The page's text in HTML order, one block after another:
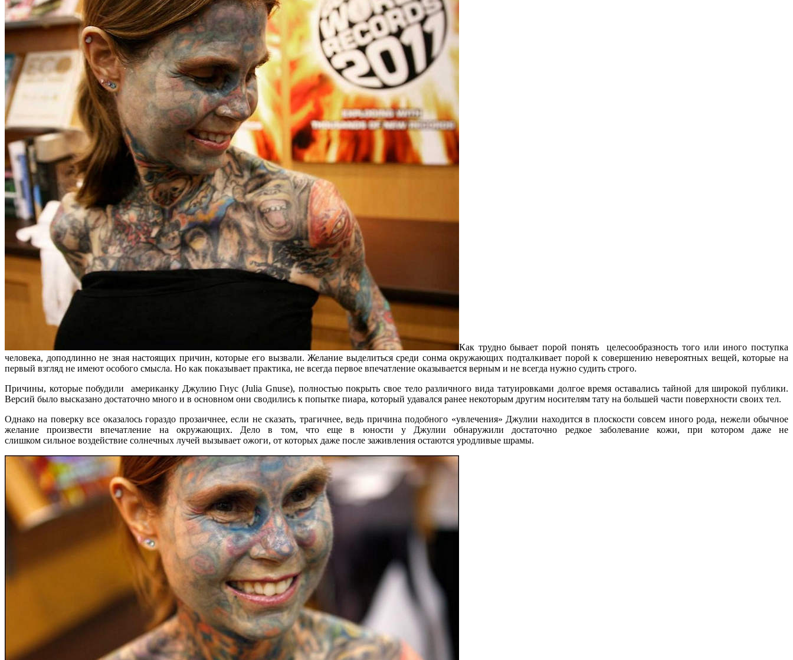
Как трудно бывает порой понять целесообразность того или иного поступка
человека, доподлинно не зная настоящих причин, которые его вызвали. Желание выделиться среди сонма окружающих подталкивает порой к совершению невероятных вещей, которые на
первый взгляд не имеют особого смысла. Но как показывает практика, не всегда первое впечатление оказывается верным и не всегда нужно судить строго.
Причины, которые побудили американку Джулию Гнус (Julia Gnuse), полностью покрыть свое тело различного вида татуировками долгое время оставались тайной для широкой публики.
Версий было высказано достаточно много и в основном они сводились к попытке пиара, который удавался ранее некоторым другим носителям тату на большей части поверхности своих тел.
Однако на поверку все оказалось гораздо прозаичнее, если не сказать, трагичнее, ведь причина подобного «увлечения» Джулии находится в плоскости совсем иного рода, нежели обычное
желание произвести впечатление на окружающих. Дело в том, что еще в юности у Джулии обнаружили достаточно редкое заболевание кожи, при котором даже не
слишком сильное воздействие солнечных лучей вызывает ожоги, от которых даже после заживления остаются уродливые шрамы.